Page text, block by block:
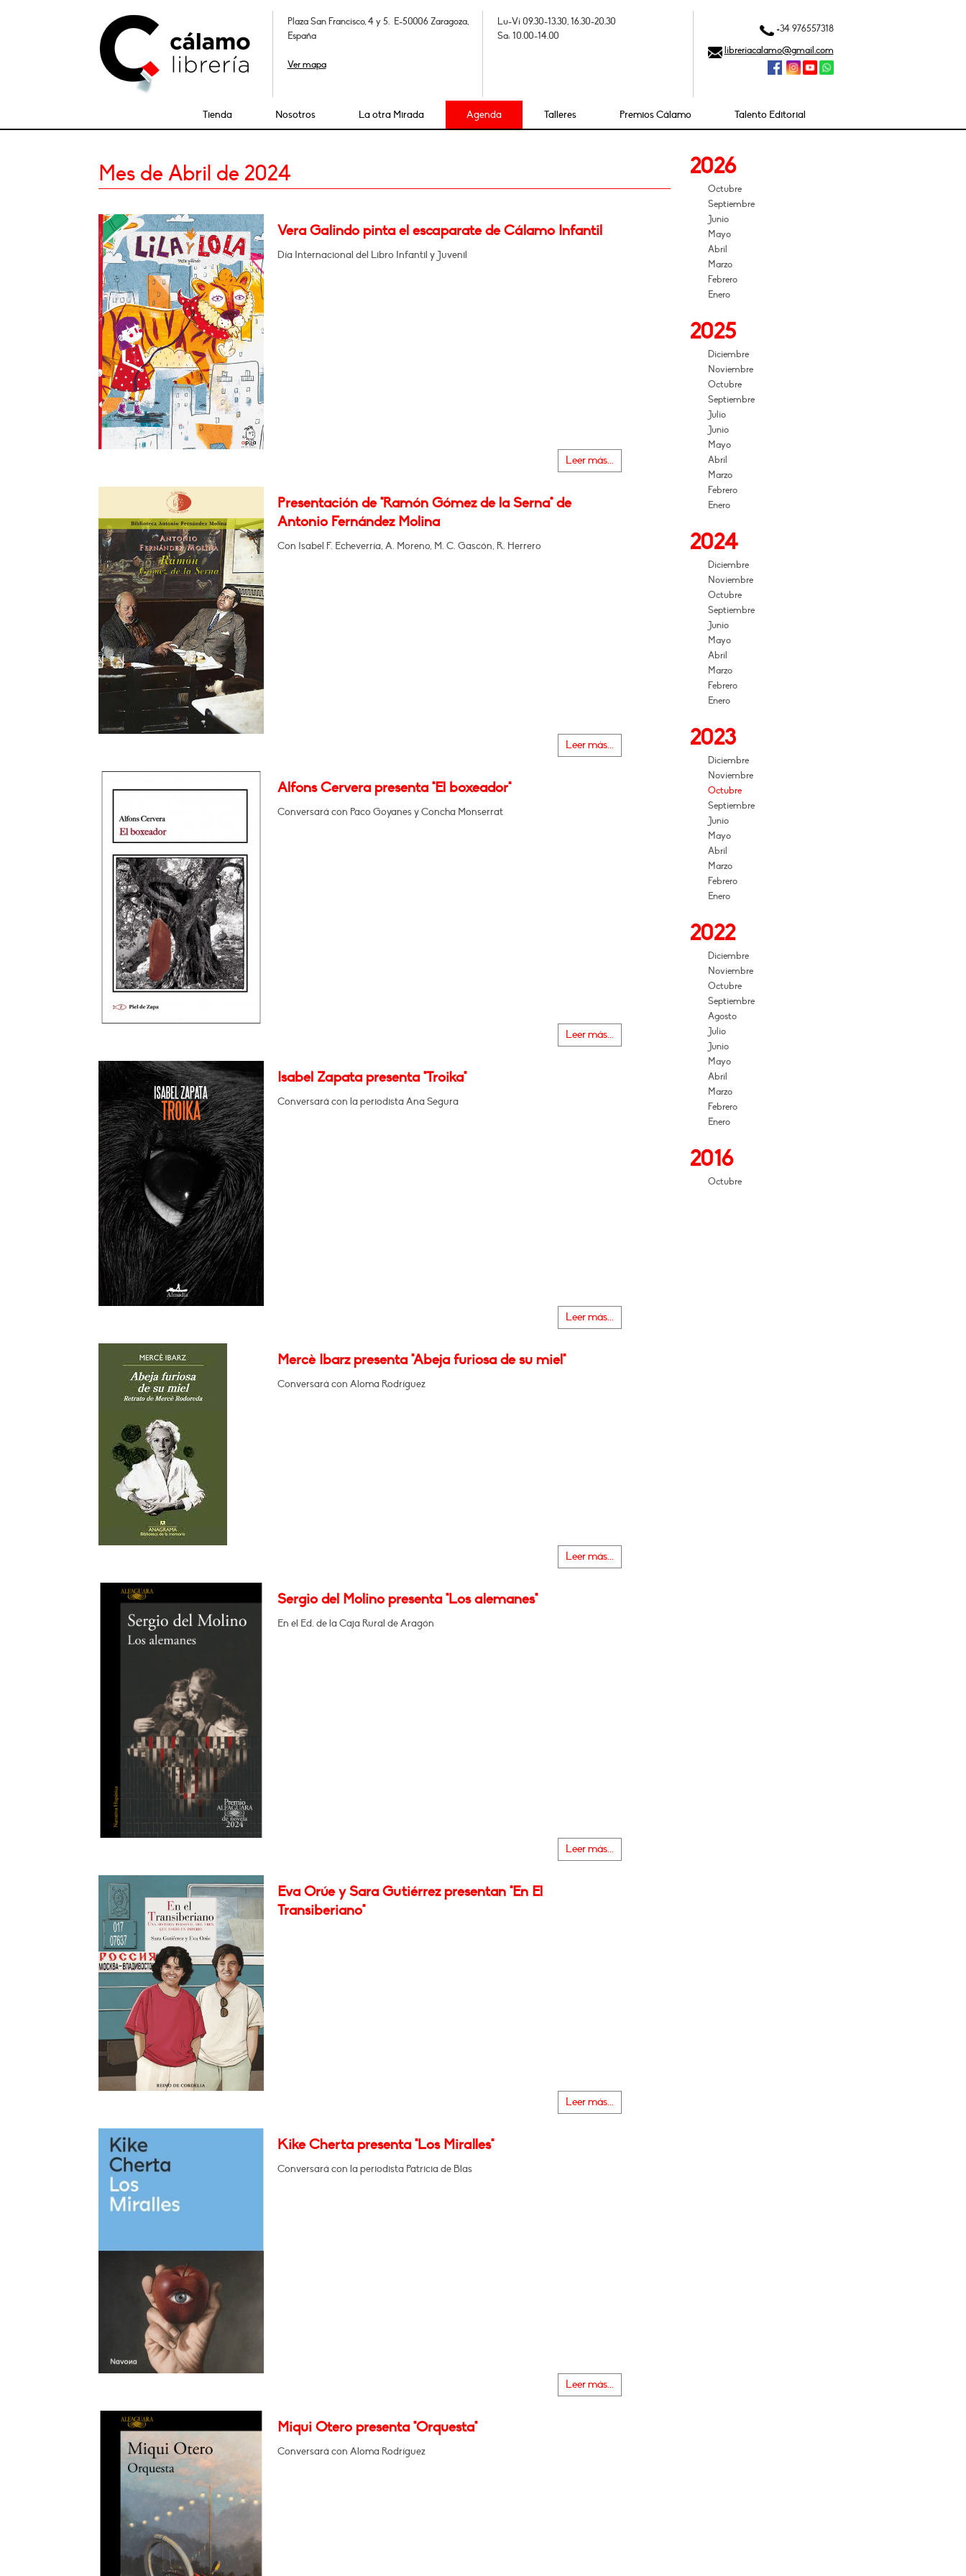
Plaza San Francisco, 4 y 5. E-50006 Zaragoza,
España
Ver mapa
Lu-Vi 09.30-13.30, 16.30-20.30
Sa: 10.00-14.00
+34 976557318
libreriacalamo@gmail.com
Tienda Nosotros La otra Mirada Agenda Talleres Premios Cálamo Talento Editorial
Mes de Abril de 2024
Vera Galindo pinta el escaparate de Cálamo Infantil
Día Internacional del Libro Infantil y Juvenil
Leer más...
Presentación de "Ramón Gómez de la Serna" de
Antonio Fernández Molina
Con Isabel F. Echeverría, A. Moreno, M. C. Gascón, R. Herrero
Leer más...
Alfons Cervera presenta "El boxeador"
Conversará con Paco Goyanes y Concha Monserrat
Leer más...
Isabel Zapata presenta "Troika"
Conversará con la periodista Ana Segura
Leer más...
Mercè Ibarz presenta "Abeja furiosa de su miel"
Conversará con Aloma Rodríguez
Leer más...
Sergio del Molino presenta "Los alemanes"
En el Ed. de la Caja Rural de Aragón
Leer más...
Eva Orúe y Sara Gutiérrez presentan "En El
Transiberiano"
Leer más...
Kike Cherta presenta "Los Miralles"
Conversará con la periodista Patricia de Blas
Leer más...
Miqui Otero presenta "Orquesta"
Conversará con Aloma Rodríguez
2026
Octubre
Septiembre
Junio
Mayo
Abril
Marzo
Febrero
Enero
2025
Diciembre
Noviembre
Octubre
Septiembre
Julio
Junio
Mayo
Abril
Marzo
Febrero
Enero
2024
Diciembre
Noviembre
Octubre
Septiembre
Junio
Mayo
Abril
Marzo
Febrero
Enero
2023
Diciembre
Noviembre
Octubre
Septiembre
Junio
Mayo
Abril
Marzo
Febrero
Enero
2022
Diciembre
Noviembre
Octubre
Septiembre
Agosto
Julio
Junio
Mayo
Abril
Marzo
Febrero
Enero
2016
Octubre